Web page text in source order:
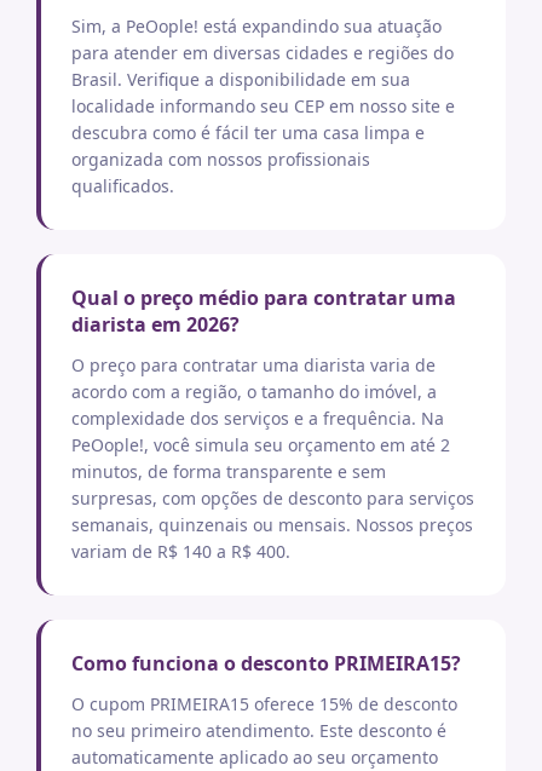
Sim, a PeOople! está expandindo sua atuação
para atender em diversas cidades e regiões do
Brasil. Verifique a disponibilidade em sua
localidade informando seu CEP em nosso site e
descubra como é fácil ter uma casa limpa e
organizada com nossos profissionais
qualificados.
Qual o preço médio para contratar uma
diarista em 2026?
O preço para contratar uma diarista varia de
acordo com a região, o tamanho do imóvel, a
complexidade dos serviços e a frequência. Na
PeOople!, você simula seu orçamento em até 2
minutos, de forma transparente e sem
surpresas, com opções de desconto para serviços
semanais, quinzenais ou mensais. Nossos preços
variam de R$ 140 a R$ 400.
Como funciona o desconto PRIMEIRA15?
O cupom PRIMEIRA15 oferece 15% de desconto
no seu primeiro atendimento. Este desconto é
automaticamente aplicado ao seu orçamento